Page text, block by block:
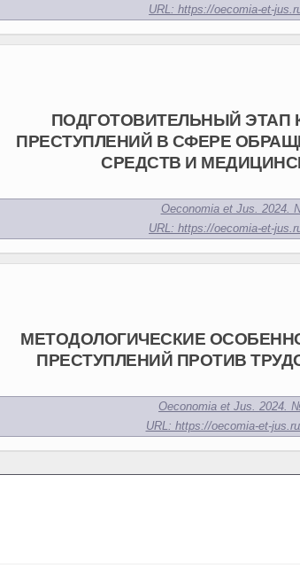
URL: https://oecomia-et-
ПОДГОТОВИТЕЛЬНЫЙ ЭТАП
ПРЕСТУПЛЕНИЙ В СФЕРЕ
СРЕДСТВ И
Oeconomia et Jus. 2024.
URL: https://oecomia-et-
МЕТОДОЛОГИЧЕСКИЕ
ПРЕСТУПЛЕНИЙ ПРОТИВ
Oeconomia et Jus. 2024.
URL: https://oecomia-et-